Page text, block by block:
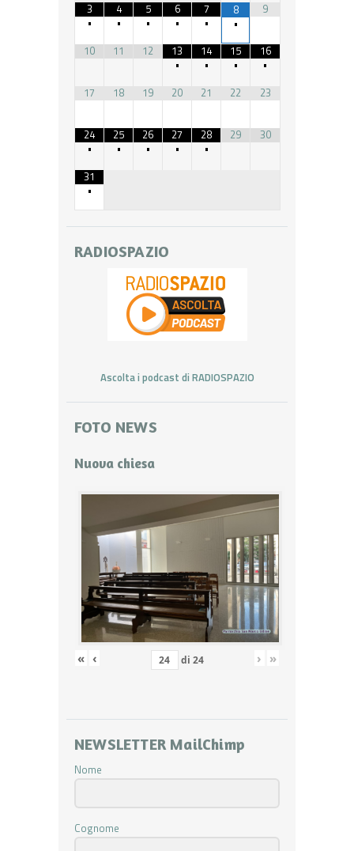
3
•
4
•
5
•
6
•
7
•
8
•
9
10 11 12
13
•
14
•
15
•
16
•
17
18 19 20 21 22 23
24
•
25
•
26
•
27
•
28
•
29 30
31
•
RADIOSPAZIO
Ascolta i podcast di RADIOSPAZIO
FOTO NEWS
Nuova chiesa
« ‹ di 24 › »
NEWSLETTER MailChimp
Nome
Cognome